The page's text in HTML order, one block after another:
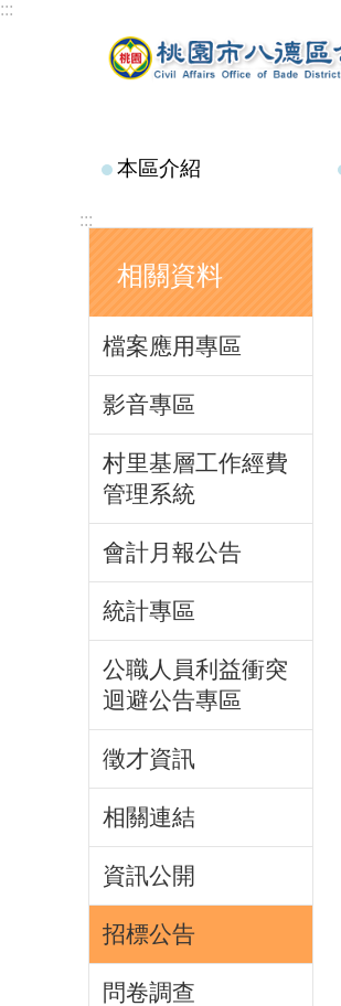
跳到主要內容區塊
:::
本區介紹
:::
相關資料
檔案應用專區
影音專區
村里基層工作經費
管理系統
會計月報公告
統計專區
公職人員利益衝突
迴避公告專區
徵才資訊
相關連結
資訊公開
招標公告
問卷調查